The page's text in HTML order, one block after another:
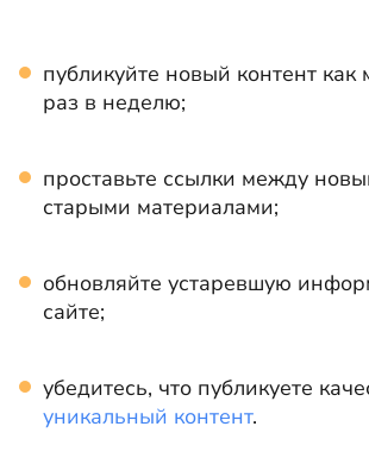
публикуйте новый контент
раз в неделю;
проставьте ссылки между
старыми материалами;
обновляйте устаревшую
сайте;
убедитесь, что публикуете
уникальный контент.